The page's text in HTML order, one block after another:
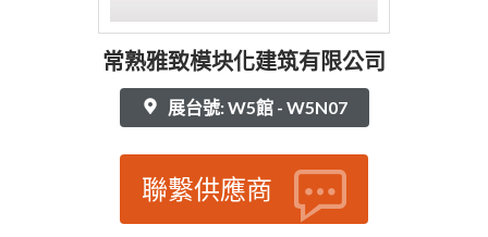
常熟雅致模块化建筑有限公司
展台號: W5館 - W5N07
聯繫供應商